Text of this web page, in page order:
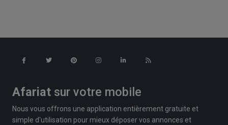
Afariat sur votre mobile
Nous vous offrons une application entièrement gratuite et
simple d'utilisation pour mieux déposer vos annonces et